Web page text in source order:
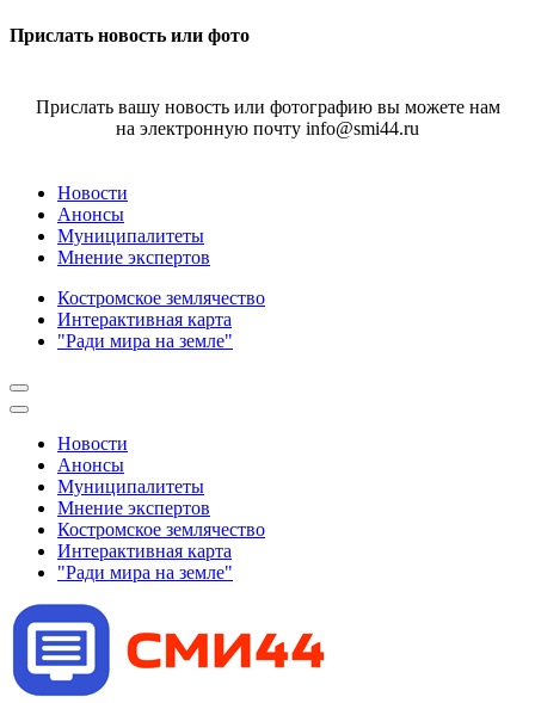
Прислать новость или фото
Прислать вашу новость или фотографию вы можете нам
на электронную почту info@smi44.ru
Новости
Анонсы
Муниципалитеты
Мнение экспертов
Костромское землячество
Интерактивная карта
"Ради мира на земле"
Новости
Анонсы
Муниципалитеты
Мнение экспертов
Костромское землячество
Интерактивная карта
"Ради мира на земле"